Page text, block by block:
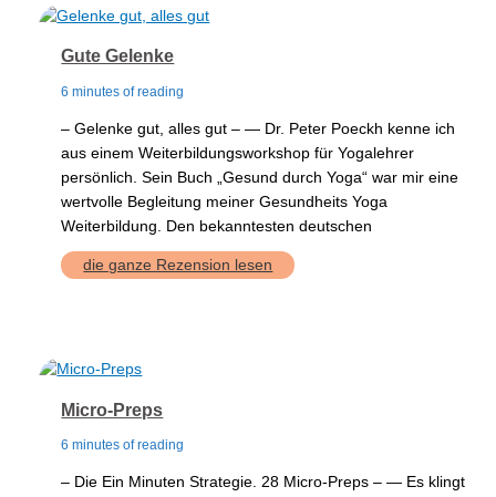
Gute Gelenke
6 minutes of reading
– Gelenke gut, alles gut – — Dr. Peter Poeckh kenne ich
aus einem Weiterbildungsworkshop für Yogalehrer
persönlich. Sein Buch „Gesund durch Yoga“ war mir eine
wertvolle Begleitung meiner Gesundheits Yoga
Weiterbildung. Den bekanntesten deutschen
Gute
Gelenke
die ganze Rezension lesen
Micro-Preps
6 minutes of reading
– Die Ein Minuten Strategie. 28 Micro-Preps – — Es klingt